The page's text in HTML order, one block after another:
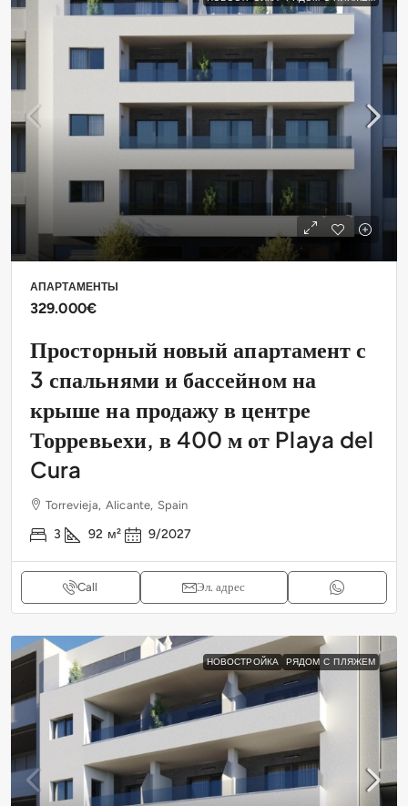
АПАРТАМЕНТЫ
329.000€
Просторный новый апартамент с
3 спальнями и бассейном на
крыше на продажу в центре
Торревьехи, в 400 м от Playa del
Cura
Torrevieja, Alicante, Spain
3 92 м² 9/2027
Call Эл. адрес
НОВОСТРОЙКА РЯДОМ С ПЛЯЖЕМ